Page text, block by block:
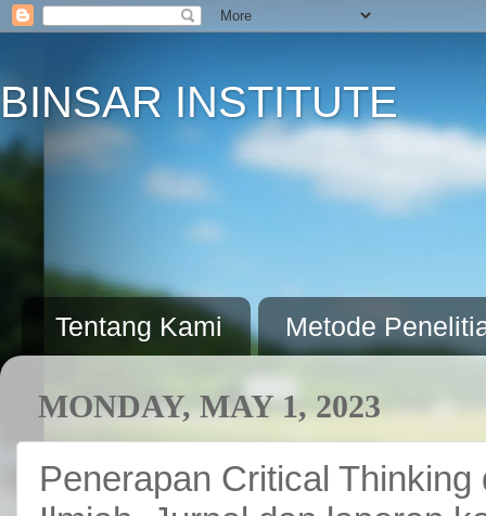
BINSAR INSTITUTE
Tentang Kami Metode
MONDAY, MAY 1, 2023
Penerapan Critical